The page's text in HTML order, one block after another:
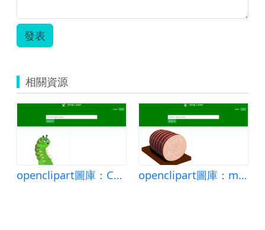
發表
相關資源
openclipart圖庫：Caterpillar 4 LDAP openclipart圖庫：mortadella